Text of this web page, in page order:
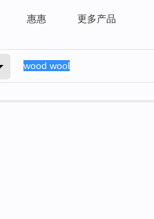
惠惠 更多产品